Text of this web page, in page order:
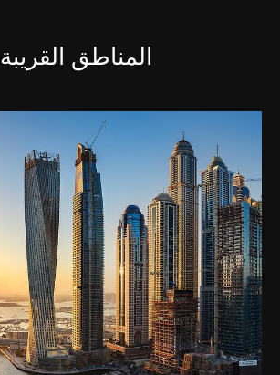
المناطق القريبة